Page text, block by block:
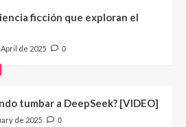
ficción que exploran el
April de 2025 0
tumbar a DeepSeek? [VIDEO]
de 2025 0